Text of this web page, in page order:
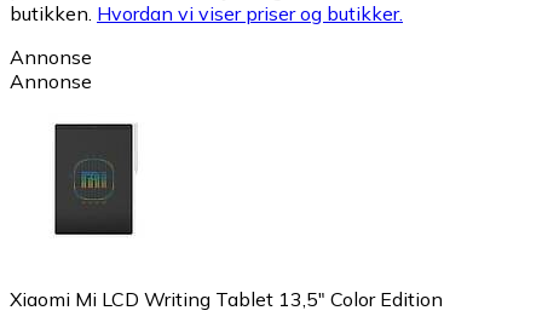
butikken. Hvordan vi viser priser og butikker.
Annonse
Annonse
Xiaomi Mi LCD Writing Tablet 13,5" Color Edition